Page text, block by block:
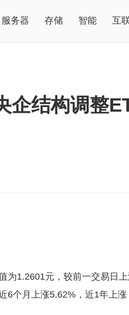
服务器 存储 智能 互
企结构调整
为1.2601元，较前一交易日
6个月上涨5.62%，近1年上涨